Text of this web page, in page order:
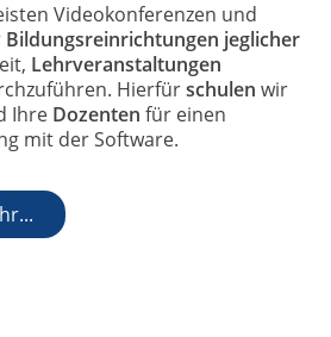
Videokonferenzen und
Bildungsreinrichtungen jeglicher
Lehrveranstaltungen
Hierfürschulen wir
Ihre Dozenten für einen
mit der Software.